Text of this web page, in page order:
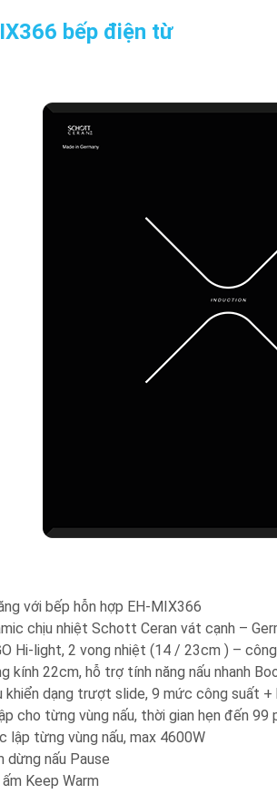
bếp điện từ
với bếp hỗn hợp EH-MIX366
chịu nhiệt Schott Ceran vát cạnh –
Hi-light, 2 vong nhiệt (14 / 23cm ) –
kính 22cm, hỗ trợ tính năng nấu nhanh
khiển dạng trượt slide, 9 mức công suất
cho từng vùng nấu, thời gian hẹn đến 99
lập từng vùng nấu, max 4600W
dừng nấu Pause
Keep Warm